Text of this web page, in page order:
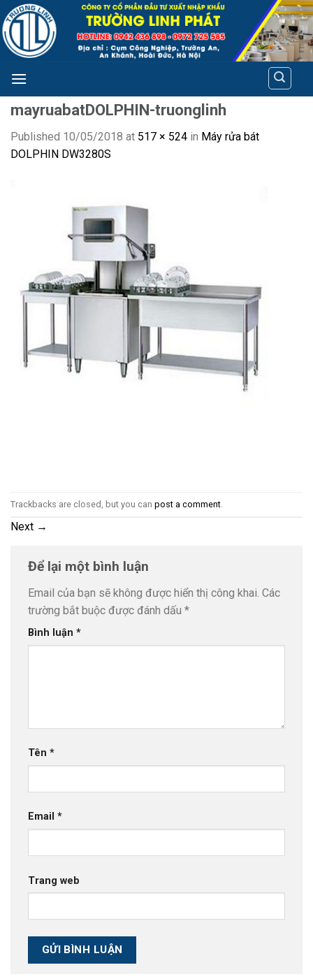
Skip
to
content
mayruabatDOLPHIN-truonglinh
Published 10/05/2018 at 517 × 524 in Máy rửa bát
DOLPHIN DW3280S
Trackbacks are closed, but you can post a comment
Next →
Để lại một bình luận
Email của bạn sẽ không được hiển thị công khai. Các
trường bắt buộc được đánh dấu *
Bình luận *
Tên *
Email *
Trang web